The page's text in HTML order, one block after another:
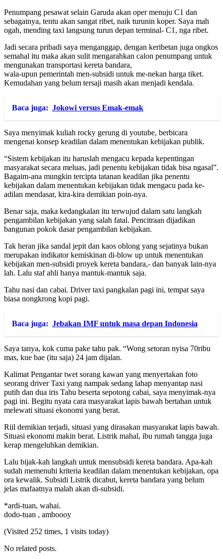
Penumpang pesawat selain Garuda akan oper menuju C1 dan
sebagainya, tentu akan sangat ribet, naik turunin koper. Saya mah
ogah, mending taxi langsung turun depan terminal- C1, nga ribet.
Jadi secara pribadi saya menganggap, dengan keribetan juga ongkos
semahal itu maka akan sulit mengarahkan calon penumpang untuk
mengunakan transportasi kereta bandara,
wala-upun pemerintah men-subsidi untuk me-nekan harga tiket.
Kemudahan yang belum tersaji masih akan menjadi kendala.
Baca juga: Jokowi versus Emak-emak
Saya menyimak kuliah rocky gerung di youtube, berbicara
mengenai konsep keadilan dalam menentukan kebijakan publik.
“Sistem kebijakan itu haruslah mengacu kepada kepentingan
masyarakat secara meluas, jadi penentu kebijakan tidak bisa ngasal”.
Bagaim-ana mungkin tercipta tatanan keadilan jika penentu
kebijakan dalam menentukan kebijakan tidak mengacu pada ke-
adilan mendasar, kira-kira demikian poin-nya.
Benar saja, maka kedangkalan itu terwujud dalam satu langkah
pengambilan kebijakan yang salah fatal. Pencitraan dijadikan
bangunan pokok dasar pengambilan kebijakan.
Tak heran jika sandal jepit dan kaos oblong yang sejatinya bukan
merupakan indikator kemiskinan di-blow up untuk menentukan
kebijakan men-subsidi proyek kereta bandara,- dan banyak lain-nya
lah. Lalu staf ahli hanya mantuk-mantuk saja.
Tahu nasi dan cabai. Driver taxi pangkalan pagi ini, tempat saya
biasa nongkrong kopi pagi.
Baca juga: Jebakan IMF untuk masa depan Indonesia
Saya tanya, kok cuma pake tahu pak. “Wong setoran nyisa 70ribu
mas, kue bae (itu saja) 24 jam dijalan.
Kalimat Pengantar twet sorang kawan yang menyertakan foto
seorang driver Taxi yang nampak sedang lahap menyantap nasi
putih dan dua iris Tahu beserta sepotong cabai, saya menyimak-nya
pagi ini. Begitu nyata cara masyarakat lapis bawah bertahan untuk
melewati situasi ekonomi yang berat.
Riil demikian terjadi, situasi yang dirasakan masyarakat lapis bawah.
Situasi ekonomi makin berat. Listrik mahal, ibu rumah tangga juga
kerap mengeluhkan demikian.
Lalu bijak-kah langkah untuk mensubsidi kereta bandara. Apa-kah
sudah memenuhi kriteria keadilan dalam menentukan kebijakan, opa
ora kewalik. Subsidi Listrik dicabut, kereta bandara yang belum
jelas mafaatnya malah akan di-subsidi.
*ardi-tuan, wahai.
dodo-tuan , amboooy
(Visited 252 times, 1 visits today)
No related posts.